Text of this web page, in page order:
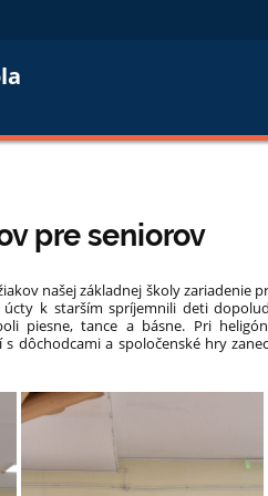
pre seniorov
našej základnej školy zariadenie
k starším spríjemnili deti
piesne, tance a básne. Pri
dôchodcami a spoločenské hry